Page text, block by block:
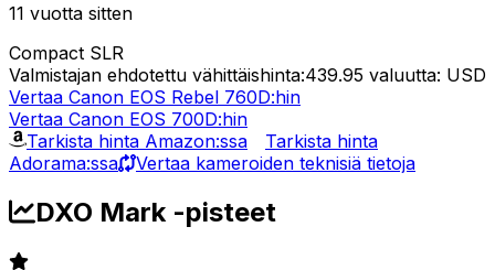
11 vuotta sitten
Compact SLR
Valmistajan ehdotettu vähittäishinta:439.95 valuutta: USD
Vertaa Canon EOS Rebel 760D:hin
Vertaa Canon EOS 700D:hin
Tarkista hinta Amazon:ssa
Tarkista hinta
Adorama:ssa
Vertaa kameroiden teknisiä tietoja
DXO Mark -pisteet